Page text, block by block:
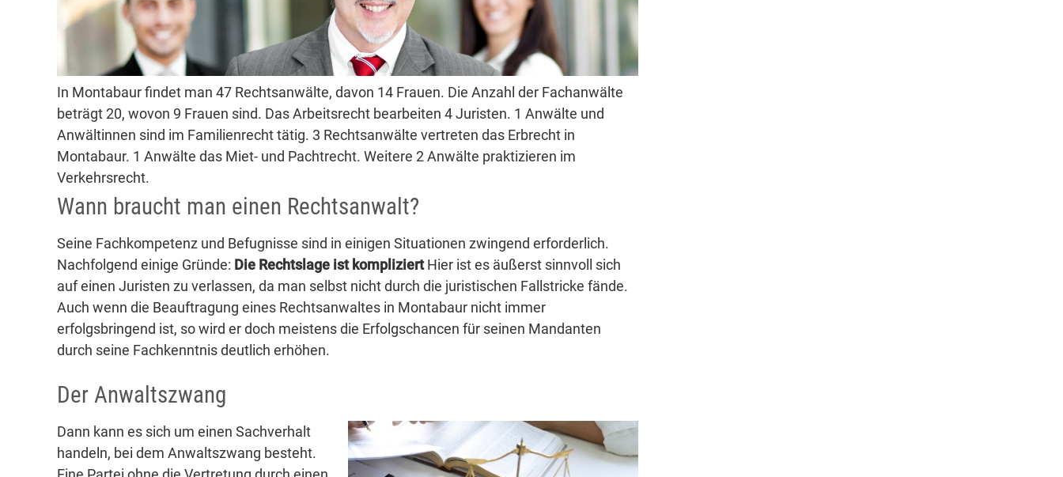
In Montabaur findet man 47 Rechtsanwälte, davon 14 Frauen. Die Anzahl der Fachanwälte
beträgt 20, wovon 9 Frauen sind. Das Arbeitsrecht bearbeiten 4 Juristen. 1 Anwälte und
Anwältinnen sind im Familienrecht tätig. 3 Rechtsanwälte vertreten das Erbrecht in
Montabaur. 1 Anwälte das Miet- und Pachtrecht. Weitere 2 Anwälte praktizieren im
Verkehrsrecht.
Wann braucht man einen Rechtsanwalt?
Seine Fachkompetenz und Befugnisse sind in einigen Situationen zwingend erforderlich.
Nachfolgend einige Gründe: Die Rechtslage ist kompliziertHier ist es äußerst sinnvoll sich
auf einen Juristen zu verlassen, da man selbst nicht durch die juristischen Fallstricke fände.
Auch wenn die Beauftragung eines Rechtsanwaltes in Montabaur nicht immer
erfolgsbringend ist, so wird er doch meistens die Erfolgschancen für seinen Mandanten
durch seine Fachkenntnis deutlich erhöhen.
Der Anwaltszwang
Dann kann es sich um einen Sachverhalt
handeln, bei dem Anwaltszwang besteht.